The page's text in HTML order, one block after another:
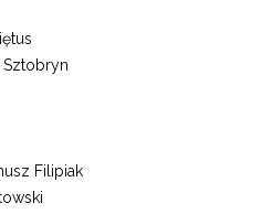
Filipiak